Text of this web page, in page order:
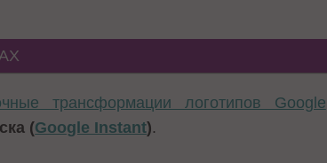
трансформации логотипов Google
(Google Instant).